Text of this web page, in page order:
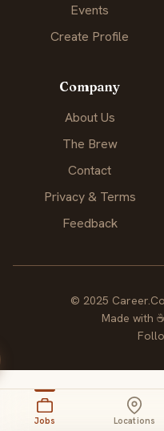
Events
Create Profile
Company
About Us
The Brew
Contact
Privacy & Terms
Feedback
© 2025
Made with
Jobs Locations